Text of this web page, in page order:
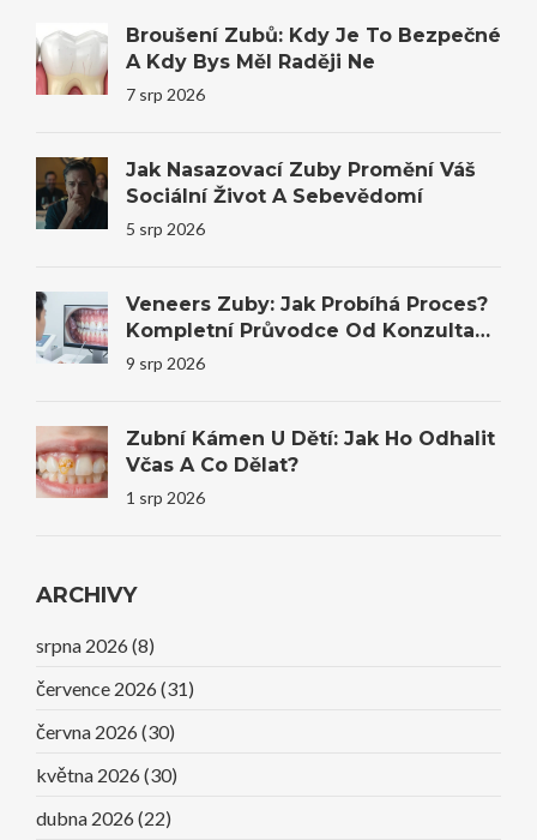
Broušení Zubů: Kdy Je To Bezpečné
A Kdy Bys Měl Raději Ne
7 srp 2026
Jak Nasazovací Zuby Promění Váš
Sociální Život A Sebevědomí
5 srp 2026
Veneers Zuby: Jak Probíhá Proces?
Kompletní Průvodce Od Konzultace
Po Výsledek
9 srp 2026
Zubní Kámen U Dětí: Jak Ho Odhalit
Včas A Co Dělat?
1 srp 2026
ARCHIVY
srpna 2026 (8)
července 2026 (31)
června 2026 (30)
května 2026 (30)
dubna 2026 (22)